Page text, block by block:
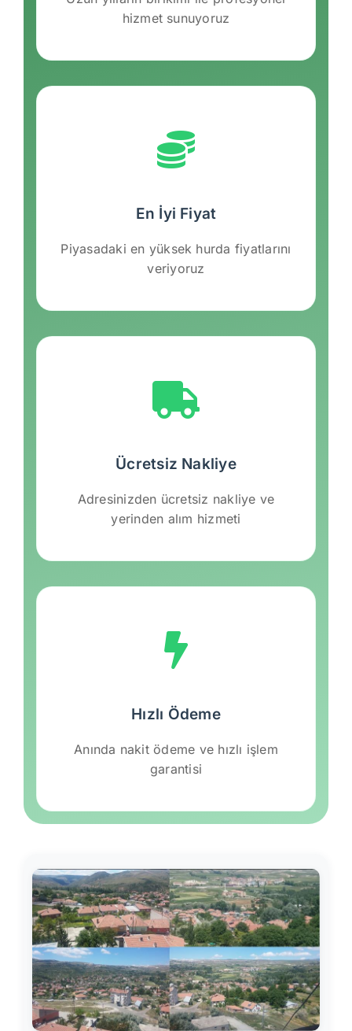
hizmet sunuyoruz
En İyi Fiyat
Piyasadaki en yüksek hurda fiyatlarını
veriyoruz
Ücretsiz Nakliye
Adresinizden ücretsiz nakliye ve
yerinden alım hizmeti
Hızlı Ödeme
Anında nakit ödeme ve hızlı işlem
garantisi